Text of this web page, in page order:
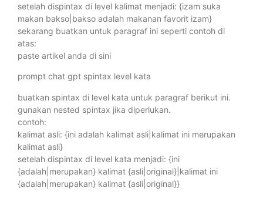
setelah dispintax di level kalimat menjadi: {izam suka
makan bakso|bakso adalah makanan favorit izam}
sekarang buatkan untuk paragraf ini seperti contoh di
atas:
paste artikel anda di sini
prompt chat gpt spintax level kata
buatkan spintax di level kata untuk paragraf berikut ini.
gunakan nested spintax jika diperlukan.
contoh:
kalimat asli: {ini adalah kalimat asli|kalimat ini merupakan
kalimat asli}
setelah dispintax di level kata menjadi: {ini
{adalah|merupakan} kalimat {asli|original}|kalimat ini
{adalah|merupakan} kalimat {asli|original}}